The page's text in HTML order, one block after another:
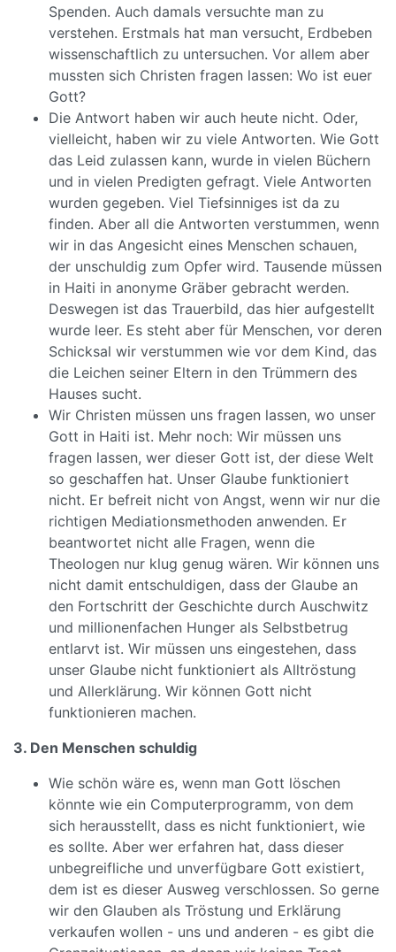
Spenden. Auch damals versuchte man zu
verstehen. Erstmals hat man versucht, Erdbeben
wissenschaftlich zu untersuchen. Vor allem aber
mussten sich Christen fragen lassen: Wo ist euer
Gott?
Die Antwort haben wir auch heute nicht. Oder,
vielleicht, haben wir zu viele Antworten. Wie Gott
das Leid zulassen kann, wurde in vielen Büchern
und in vielen Predigten gefragt. Viele Antworten
wurden gegeben. Viel Tiefsinniges ist da zu
finden. Aber all die Antworten verstummen, wenn
wir in das Angesicht eines Menschen schauen,
der unschuldig zum Opfer wird. Tausende müssen
in Haiti in anonyme Gräber gebracht werden.
Deswegen ist das Trauerbild, das hier aufgestellt
wurde leer. Es steht aber für Menschen, vor deren
Schicksal wir verstummen wie vor dem Kind, das
die Leichen seiner Eltern in den Trümmern des
Hauses sucht.
Wir Christen müssen uns fragen lassen, wo unser
Gott in Haiti ist. Mehr noch: Wir müssen uns
fragen lassen, wer dieser Gott ist, der diese Welt
so geschaffen hat. Unser Glaube funktioniert
nicht. Er befreit nicht von Angst, wenn wir nur die
richtigen Mediationsmethoden anwenden. Er
beantwortet nicht alle Fragen, wenn die
Theologen nur klug genug wären. Wir können uns
nicht damit entschuldigen, dass der Glaube an
den Fortschritt der Geschichte durch Auschwitz
und millionenfachen Hunger als Selbstbetrug
entlarvt ist. Wir müssen uns eingestehen, dass
unser Glaube nicht funktioniert als Alltröstung
und Allerklärung. Wir können Gott nicht
funktionieren machen.
3. Den Menschen schuldig
Wie schön wäre es, wenn man Gott löschen
könnte wie ein Computerprogramm, von dem
sich herausstellt, dass es nicht funktioniert, wie
es sollte. Aber wer erfahren hat, dass dieser
unbegreifliche und unverfügbare Gott existiert,
dem ist es dieser Ausweg verschlossen. So gerne
wir den Glauben als Tröstung und Erklärung
verkaufen wollen - uns und anderen - es gibt die